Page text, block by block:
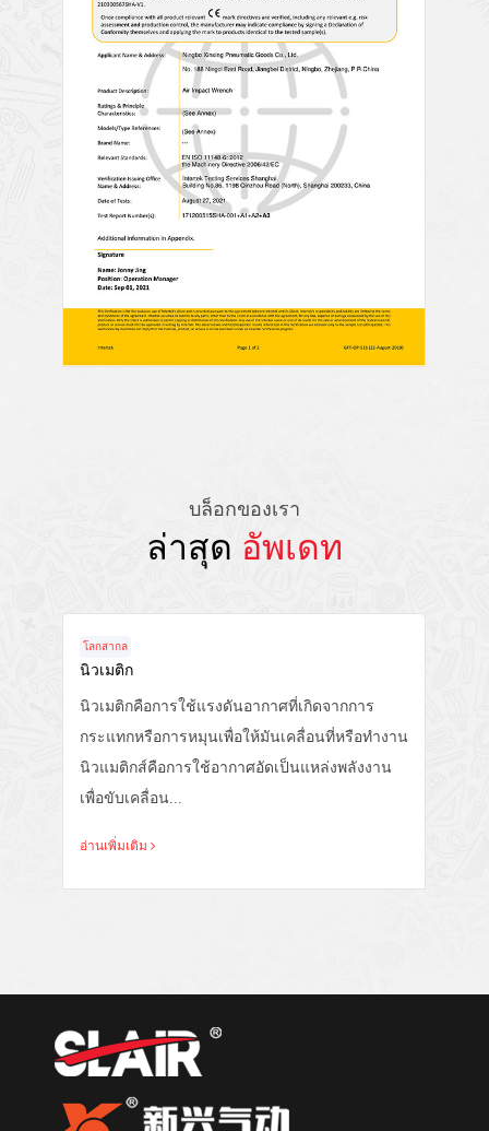
บล็อกของเรา
ล่าสุด อัพเดท
โลกสากล
นิวเมติก
นิวเมติกคือการใช้แรงดันอากาศที่เกิดจากการ
กระแทกหรือการหมุนเพื่อให้มันเคลื่อนที่หรือทำงาน
นิวแมติกส์คือการใช้อากาศอัดเป็นแหล่งพลังงาน
เพื่อขับเคลื่อน...
อ่านเพิ่มเติม